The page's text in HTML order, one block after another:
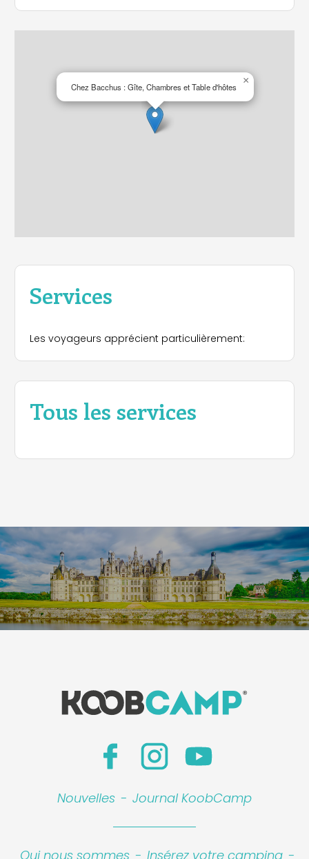
accueillera chaleureusement dans sa belle
vous apprendrez les secrets de la cuisine
française dans une atmosphère conviviale.
Chez Bacchus : Gîte, Chambres et Table d'hôtes
×
Services
Les voyageurs apprécient particulièrement:
Tous les services
Nouvelles - Journal KoobCamp
Qui nous sommes - Insérez votre camping -